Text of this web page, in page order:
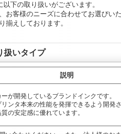
下の取り扱いがございます。
お客様のニーズに合わせてお選びい
揃えしております。
扱いタイプ
説明
が開発しているブランドインクです。
ンタ本来の性能を発揮できるよう開発
の安定感に優れています。